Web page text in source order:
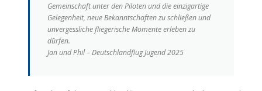
Gemeinschaft unter den Piloten und die einzigartige
Gelegenheit, neue Bekanntschaften zu schließen und
unvergessliche fliegerische Momente erleben zu
dürfen.
Jan und Phil – Deutschlandflug Jugend 2025